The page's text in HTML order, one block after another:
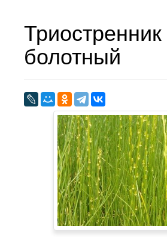
Триостренник
болотный